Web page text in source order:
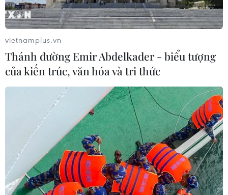
Hà Nội tổ chức Olympic toán, khoa học
giúp nâng tầm vị thế đất nước
28/11/2019 03:42
vietnamplus.vn
Thánh đường Emir Abdelkader - biểu tượng
của kiến trúc, văn hóa và tri thức